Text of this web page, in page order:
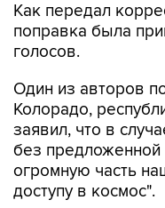
Как передал
поправка была
голосов.
Один из авторов
Колорадо,
заявил, что в
без
огромную часть
доступу в космос".